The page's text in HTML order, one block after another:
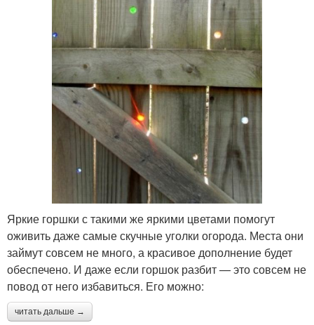
Яркие горшки с такими же яркими цветами помогут
оживить даже самые скучные уголки огорода. Места они
займут совсем не много, а красивое дополнение будет
обеспечено. И даже если горшок разбит — это совсем не
повод от него избавиться. Его можно:
читать дальше →